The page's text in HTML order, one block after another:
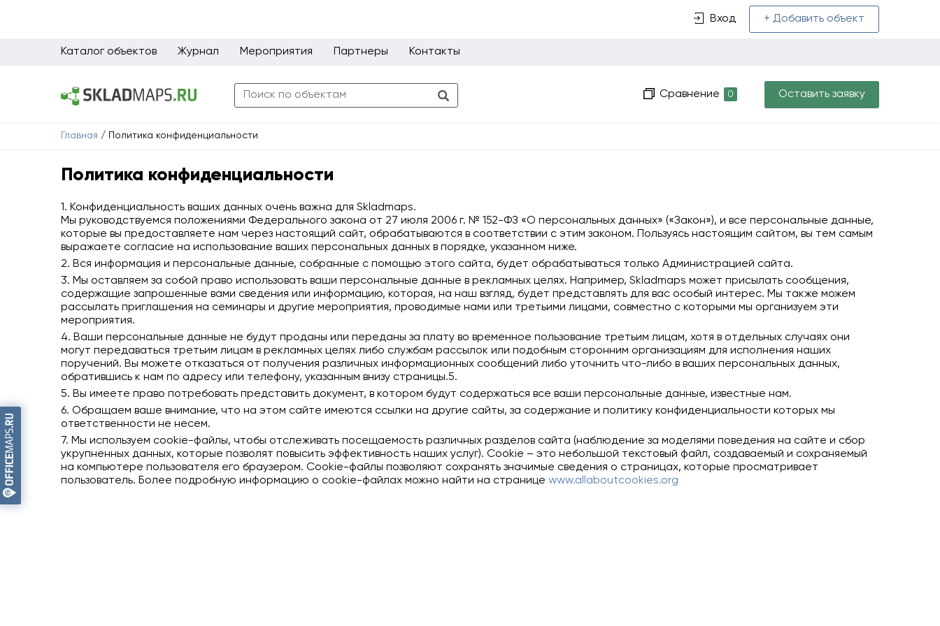
Вход + Добавить объект
Каталог объектов Журнал Мероприятия Партнеры Контакты
Сравнение 0 Оставить заявку
Главная / Политика конфиденциальности
Политика конфиденциальности
1. Конфиденциальность ваших данных очень важна для Skladmaps.
Мы руководствуемся положениями Федерального закона от 27 июля 2006 г. № 152-ФЗ «О персональных данных» («Закон»), и все персональные данные,
которые вы предоставляете нам через настоящий сайт, обрабатываются в соответствии с этим законом. Пользуясь настоящим сайтом, вы тем самым
выражаете согласие на использование ваших персональных данных в порядке, указанном ниже.
2. Вся информация и персональные данные, собранные с помощью этого сайта, будет обрабатываться только Администрацией сайта.
3. Мы оставляем за собой право использовать ваши персональные данные в рекламных целях. Например, Skladmaps может присылать сообщения,
содержащие запрошенные вами сведения или информацию, которая, на наш взгляд, будет представлять для вас особый интерес. Мы также можем
рассылать приглашения на семинары и другие мероприятия, проводимые нами или третьими лицами, совместно с которыми мы организуем эти
мероприятия.
4. Ваши персональные данные не будут проданы или переданы за плату во временное пользование третьим лицам, хотя в отдельных случаях они
могут передаваться третьим лицам в рекламных целях либо службам рассылок или подобным сторонним организациям для исполнения наших
поручений. Вы можете отказаться от получения различных информационных сообщений либо уточнить что-либо в ваших персональных данных,
обратившись к нам по адресу или телефону, указанным внизу страницы.5.
5. Вы имеете право потребовать представить документ, в котором будут содержаться все ваши персональные данные, известные нам.
6. Обращаем ваше внимание, что на этом сайте имеются ссылки на другие сайты, за содержание и политику конфиденциальности которых мы
ответственности не несем.
7. Мы используем cookie-файлы, чтобы отслеживать посещаемость различных разделов сайта (наблюдение за моделями поведения на сайте и сбор
укрупненных данных, которые позволят повысить эффективность наших услуг). Cookie – это небольшой текстовый файл, создаваемый и сохраняемый
на компьютере пользователя его браузером. Cookie-файлы позволяют сохранять значимые сведения о страницах, которые просматривает
пользователь. Более подробную информацию о cookie-файлах можно найти на странице www.allaboutcookies.org